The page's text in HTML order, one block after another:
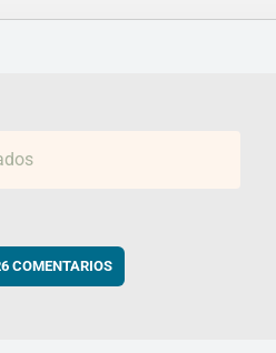
COMENTARIOS